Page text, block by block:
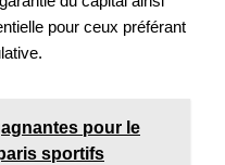
pour ceux préférant
pour le
sportifs